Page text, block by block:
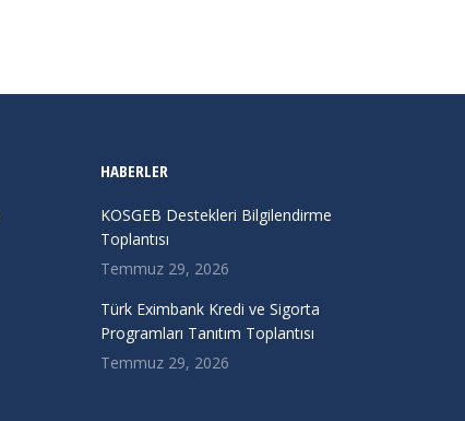
HABERLER
KOSGEB Destekleri Bilgilendirme
Toplantısı
Temmuz 29, 2026
Türk Eximbank Kredi ve Sigorta
Programları Tanıtım Toplantısı
Temmuz 29, 2026